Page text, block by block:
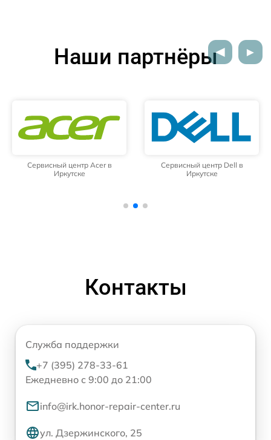
Наши партнёры
Сервисный центр Acer в
Иркутске
Сервисный центр Dell в
Иркутске
Контакты
Служба поддержки
+7 (395) 278-33-61
Ежедневно с 9:00 до 21:00
info@irk.honor-repair-center.ru
ул. Дзержинского, 25